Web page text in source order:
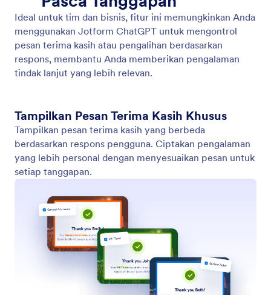
Perbarui atau Hitung Bidang
Gunakan Aplikasi ChatGPT Jotform untuk
memperbarui atau menghitung nilai bidang secara
otomatis hanya dengan menjelaskan apa yang Anda